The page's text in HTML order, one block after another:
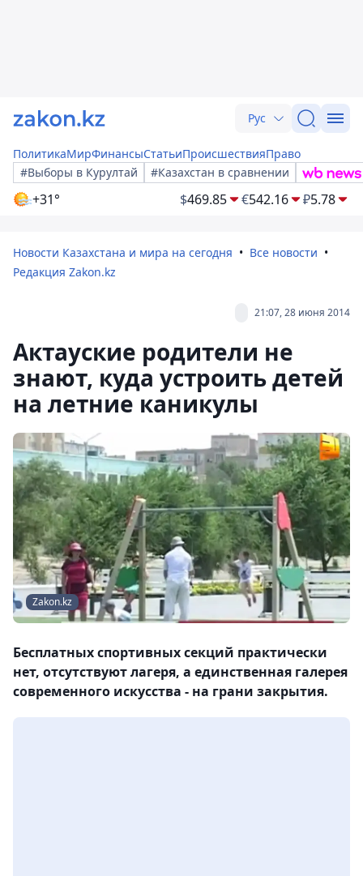
Рус
ПолитикаМирФинансыСтатьиПроисшествияПраво
#Выборы в Курултай
#Казахстан в сравнении
+31° $469.85 €542.16 ₽5.78
Новости Казахстана и мира на сегодня
Все новости
Редакция Zakon.kz
21:07, 28 июня 2014
Актауские родители не
знают, куда устроить детей
на летние каникулы
Zakon.kz
Бесплатных спортивных секций практически
нет, отсутствуют лагеря, а единственная галерея
современного искусства - на грани закрытия.